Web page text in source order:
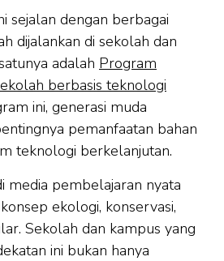
sejalan dengan berbagai
dijalankan di sekolah dan
adalah Program
berbasis teknologi
ini, generasi muda
pemanfaatan bahan
teknologi berkelanjutan.
media pembelajaran nyata
ekologi, konservasi,
Sekolah dan kampus yang
ini bukan hanya